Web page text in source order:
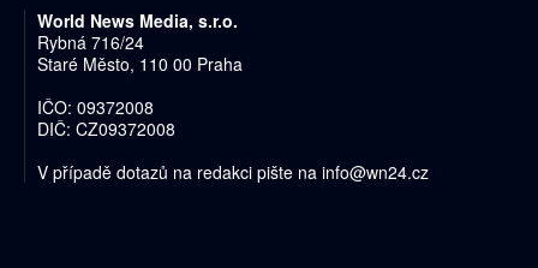
World News Media, s.r.o.
Rybná 716/24
Staré Město, 110 00 Praha
IČO: 09372008
DIČ: CZ09372008
V případě dotazů na redakci pište na info@wn24.cz